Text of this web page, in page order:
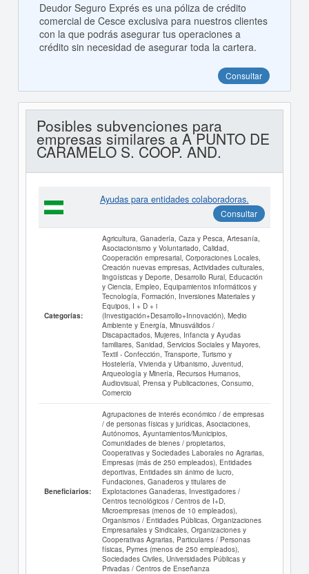
Deudor Seguro Exprés es una póliza de crédito
comercial de Cesce exclusiva para nuestros clientes
con la que podrás asegurar tus operaciones a
crédito sin necesidad de asegurar toda la cartera.
Consultar
Posibles subvenciones para
empresas similares a A PUNTO DE
CARAMELO S. COOP. AND.
Ayudas para entidades colaboradoras.
Consultar
Categorías:
Agricultura, Ganadería, Caza y Pesca, Artesanía,
Asociacionismo y Voluntariado, Calidad,
Cooperación empresarial, Corporaciones Locales,
Creación nuevas empresas, Actividades culturales,
lingüísticas y Deporte, Desarrollo Rural, Educación
y Ciencia, Empleo, Equipamientos informáticos y
Tecnología, Formación, Inversiones Materiales y
Equipos, I + D + i
(Investigación+Desarrollo+Innovación), Medio
Ambiente y Energía, Minusválidos /
Discapacitados, Mujeres, Infancia y Ayudas
familiares, Sanidad, Servicios Sociales y Mayores,
Textil - Confección, Transporte, Turismo y
Hostelería, Vivienda y Urbanismo, Juventud,
Arqueología y Minería, Recursos Humanos,
Audiovisual, Prensa y Publicaciones, Consumo,
Comercio
Beneficiarios:
Agrupaciones de interés económico / de empresas
/ de personas físicas y jurídicas, Asociaciones,
Autónomos, Ayuntamientos/Municipios,
Comunidades de bienes / propietarios,
Cooperativas y Sociedades Laborales no Agrarias,
Empresas (más de 250 empleados), Entidades
deportivas, Entidades sin ánimo de lucro,
Fundaciones, Ganaderos y titulares de
Explotaciones Ganaderas, Investigadores /
Centros tecnológicos / Centros de I+D,
Microempresas (menos de 10 empleados),
Organismos / Entidades Públicas, Organizaciones
Empresariales y Sindicales, Organizaciones y
Cooperativas Agrarias, Particulares / Personas
físicas, Pymes (menos de 250 empleados),
Sociedades Civiles, Universidades Públicas y
Privadas / Centros de Enseñanza